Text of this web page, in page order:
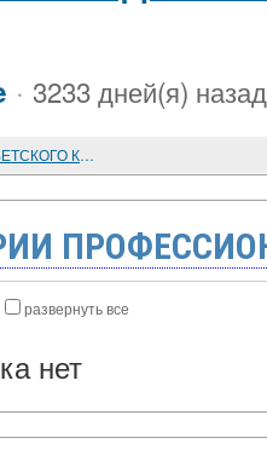
· 3233 дней(я) назад
НОВЫЙ ТРУД ПО ИСТОРИИ СОВЕТСКОГО КАЗАХСТАНА
развернуть все
нет